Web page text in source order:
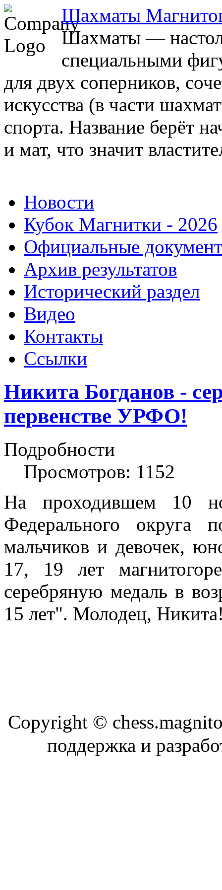
Шахматы
Шахматы —
специальными
для двух соперников,
искусства (в части
спорта. Название берёт
и мат, что значит
Новости
Кубок Магнитки - 2026
Официальные
Архив результатов
Исторический раздел
Видео
Контакты
Ссылки
Никита Богданов -
первенстве УРФО!
Подробности
Просмотров: 1152
На проходившем 10
Федерального округа
мальчиков и девочек,
17, 19 лет
серебряную медаль в
15 лет". Молодец,
Copyright ©
поддержка и